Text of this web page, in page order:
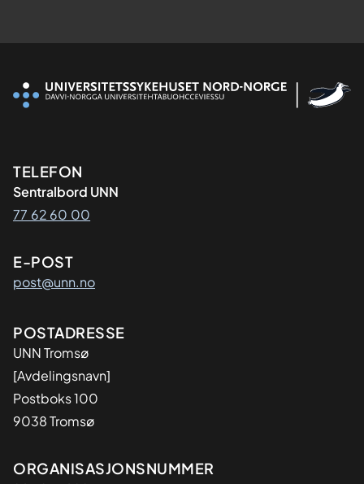
Kontaktinformasjon
TELEFON
Sentralbord UNN
77 62 60 00
E-POST
post@unn.no
Adresse
POSTADRESSE
UNN Tromsø
[Avdelingsnavn]
Postboks 100
9038 Tromsø
Organisasjon
ORGANISASJONSNUMMER